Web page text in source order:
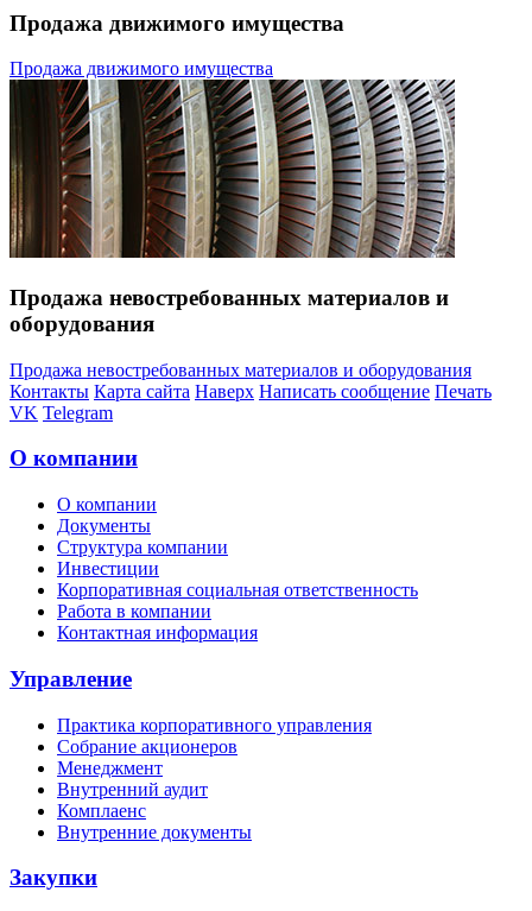
Продажа движимого имущества
Продажа движимого имущества
Продажа невостребованных материалов и
оборудования
Продажа невостребованных материалов и оборудования
Контакты Карта сайта Наверх Написать сообщение Печать
VK Telegram
О компании
О компании
Документы
Структура компании
Инвестиции
Корпоративная социальная ответственность
Работа в компании
Контактная информация
Управление
Практика корпоративного управления
Собрание акционеров
Менеджмент
Внутренний аудит
Комплаенс
Внутренние документы
Закупки